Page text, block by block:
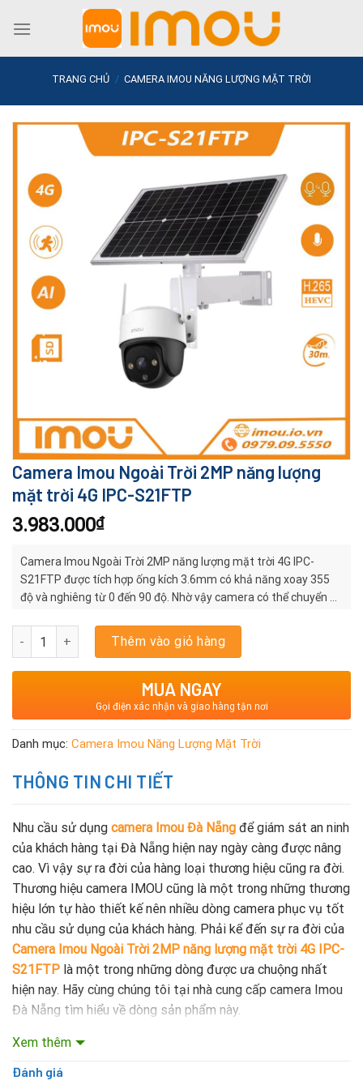
TRANG CHỦ / CAMERA IMOU NĂNG LƯỢNG MẶT TRỜI
Camera Imou Ngoài Trời 2MP năng lượng
mặt trời 4G IPC-S21FTP
3.983.000₫
Camera Imou Ngoài Trời 2MP năng lượng mặt trời 4G IPC-
S21FTP được tích hợp ống kích 3.6mm có khả năng xoay 355
độ và nghiêng từ 0 đến 90 độ. Nhờ vậy camera có thể chuyển …
Camera Imou Ngoài Trời 2MP năng lượng mặt trời 4G IPC-
Thêm vào giỏ hàng
MUA NGAY
Gọi điện xác nhận và giao hàng tận nơi
Danh mục: Camera Imou Năng Lượng Mặt Trời
THÔNG TIN CHI TIẾT
Nhu cầu sử dụng camera Imou Đà Nẵng để giám sát an ninh
của khách hàng tại Đà Nẵng hiện nay ngày càng được nâng
cao. Vì vậy sự ra đời của hàng loại thương hiệu cũng ra đời.
Thương hiệu camera IMOU cũng là một trong những thương
hiệu lớn tự hào thiết kế nên nhiều dòng camera phục vụ tốt
nhu cầu sử dụng của khách hàng. Phải kể đến sự ra đời của
Camera Imou Ngoài Trời 2MP năng lượng mặt trời 4G IPC-
S21FTP là một trong những dòng được ưa chuộng nhất
hiện nay. Hãy cùng chúng tôi tại nhà cung cấp camera Imou
Đà Nẵng tìm hiểu về dòng sản phẩm này.
1. Camera Imou ngoài trời 2MP năng lượng mặt trời
4G IPC-S21FTP
Xem thêm
Đánh giá